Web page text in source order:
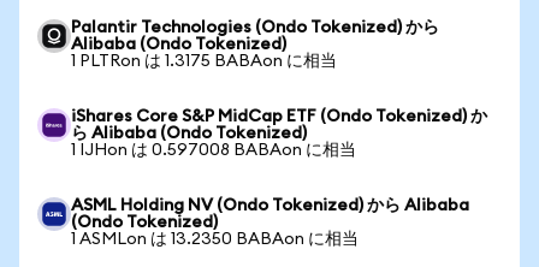
Palantir Technologies (Ondo Tokenized) から
Alibaba (Ondo Tokenized)
1 PLTRon は 1.3175 BABAon に相当
iShares Core S&P MidCap ETF (Ondo Tokenized) か
ら Alibaba (Ondo Tokenized)
1 IJHon は 0.597008 BABAon に相当
ASML Holding NV (Ondo Tokenized) から Alibaba
(Ondo Tokenized)
1 ASMLon は 13.2350 BABAon に相当